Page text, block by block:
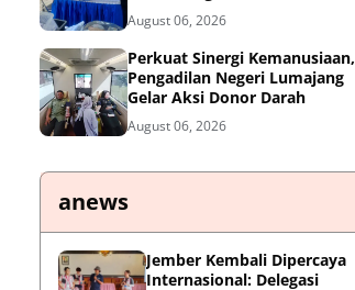
August 06, 2026
Perkuat Sinergi Kemanusiaan,
Pengadilan Negeri Lumajang
Gelar Aksi Donor Darah
August 06, 2026
anews
Jember Kembali Dipercaya
Internasional: Delegasi